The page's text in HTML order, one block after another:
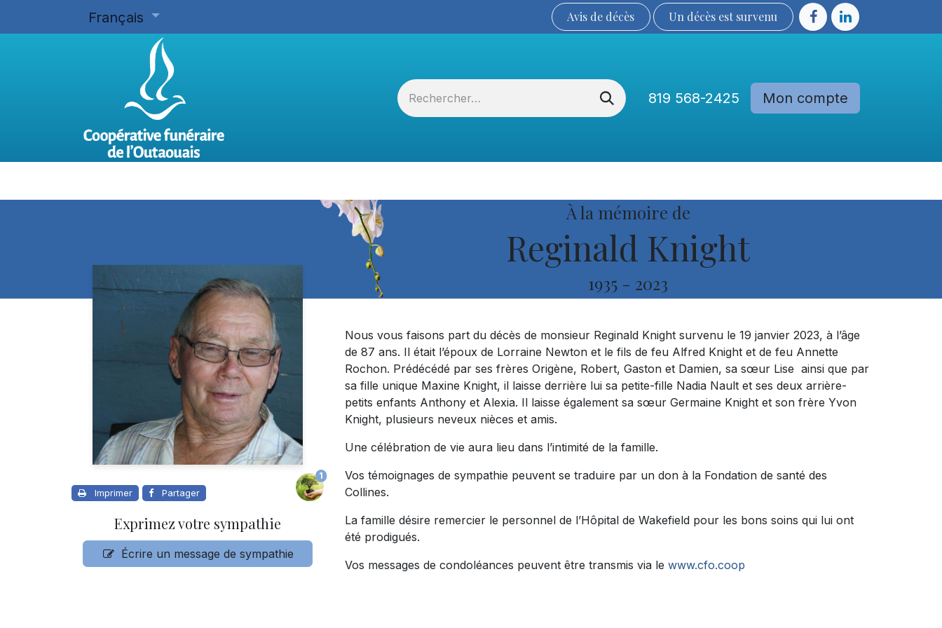
Français Avis de décès Un décès est sur​​​​​​​​ve​nu​​​​​​​​​​
819 568-2425 Mon compte
À la mémoire de
Reginald Knight
1935 - 2023
Imprimer Partager
1
Exprimez votre sympathie
Écrire un message de sympathie
Nous vous faisons part du décès de monsieur Reginald Knight survenu le 19 janvier 2023, à l’âge
de 87 ans. Il était l’époux de Lorraine Newton et le fils de feu Alfred Knight et de feu Annette
Rochon. Prédécédé par ses frères Origène, Robert, Gaston et Damien, sa sœur Lise ainsi que par
sa fille unique Maxine Knight, il laisse derrière lui sa petite-fille Nadia Nault et ses deux arrière-
petits enfants Anthony et Alexia. Il laisse également sa sœur Germaine Knight et son frère Yvon
Knight, plusieurs neveux nièces et amis.
Une célébration de vie aura lieu dans l’intimité de la famille.
Vos témoignages de sympathie peuvent se traduire par un don à la Fondation de santé des
Collines.
La famille désire remercier le personnel de l’Hôpital de Wakefield pour les bons soins qui lui ont
été prodigués.
Vos messages de condoléances peuvent être transmis via le www.cfo.coop